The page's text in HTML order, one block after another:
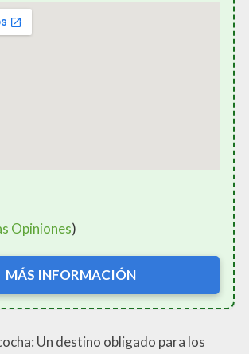
Opiniones)
MÁS INFORMACIÓN
Un destino obligado para los